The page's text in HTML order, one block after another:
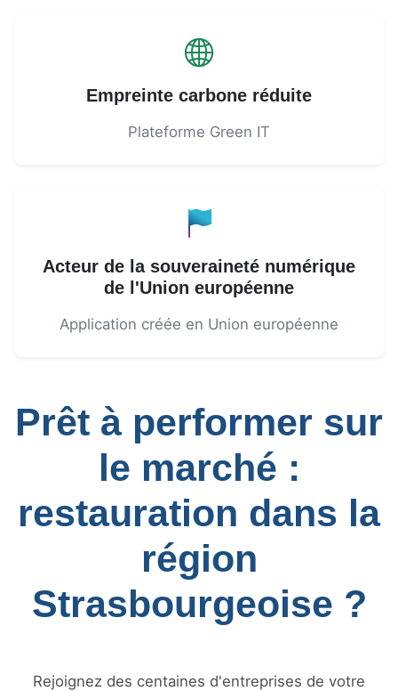
Empreinte carbone réduite
Plateforme Green IT
Acteur de la souveraineté numérique
de l'Union européenne
Application créée en Union européenne
Prêt à performer sur
le marché :
restauration dans la
région
Strasbourgeoise ?
Rejoignez des centaines d'entreprises de votre